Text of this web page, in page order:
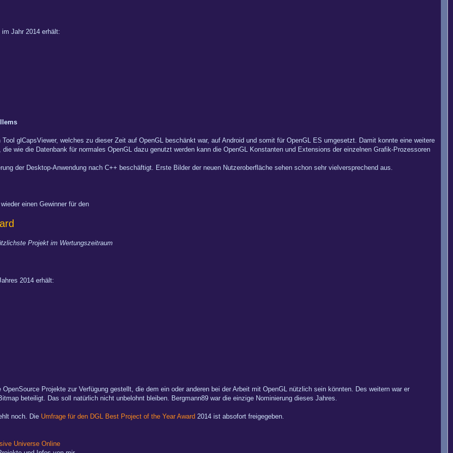
Jahr 2014 erhält:
glCapsViewer, welches zu dieser Zeit auf OpenGL beschänkt war, auf Android und somit für OpenGL ES umgesetzt. Damit konnte eine weitere
wie die Datenbank für normales OpenGL dazu genutzt werden kann die OpenGL Konstanten und Extensions der einzelnen Grafik-Prozessoren
der Desktop-Anwendung nach C++ beschäftigt. Erste Bilder der neuen Nutzeroberfläche sehen schon sehr vielversprechend aus.
einen Gewinner für den
Projekt im Wertungszeitraum
2014 erhält:
Projekte zur Verfügung gestellt, die dem ein oder anderen bei der Arbeit mit OpenGL nützlich sein könnten. Des weitern war er
beteiligt. Das soll natürlich nicht unbelohnt bleiben. Bergmann89 war die einzige Nominierung dieses Jahres.
noch. Die Umfrage für den DGL Best Project of the Year Award 2014 ist absofort freigegeben.
Universe Online